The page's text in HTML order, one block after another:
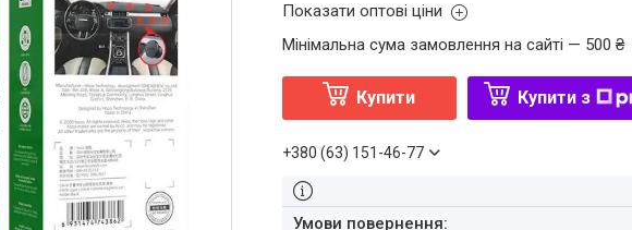
Показати оптові ціни
Мінімальна сума замовлення на сайті — 500 ₴
Купити Купити з
+380 (63) 151-46-77